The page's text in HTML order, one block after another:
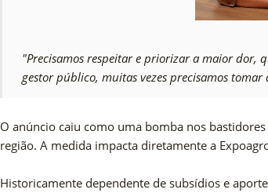
"Precisamos respeitar e priorizar a maior dor,
gestor público, muitas vezes precisamos
O anúncio caiu como uma bomba nos
região. A medida impacta diretamente a
Historicamente dependente de subsídios e